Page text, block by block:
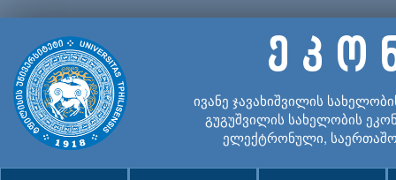
ე კ ო
ივანე ჯავახიშვილის
გუგუშვილის სახელობის
ელექტრონული,